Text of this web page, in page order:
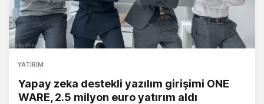
YATIRIM
Yapay zeka destekli yazılım girişimi ONE
WARE, 2.5 milyon euro yatırım aldı